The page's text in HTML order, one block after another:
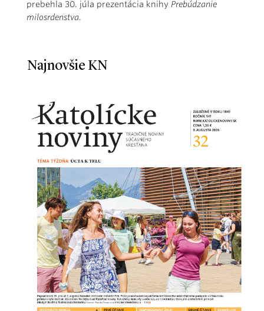
prebehla 30. júla prezentácia knihy Prebúdzanie
milosrdenstva.
Najnovšie KN